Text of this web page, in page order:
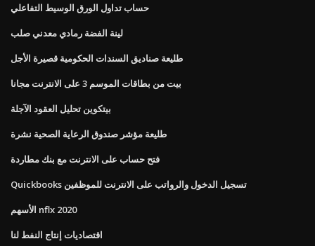
حساب تداول الورق الوسيط التفاعلي
لينة الفضة رمادي معدني صلب
طليعة صناديق السندات الحكومية قصيرة الأجل
بيت من بطاقات الموسم 3 على الانترنت مجانا
بيتكوين تحليل العقود الآجلة
طليعة مؤشر صندوق الرعاية الصحية نشرة
فتح حساب على الانترنت مع بنك مطاردة
Quickbooks تسجيل الدخول والرواتب على الانترنت للموظفين
الأسهم nflx 2020
اقتصاديات إنتاج النفط لنا